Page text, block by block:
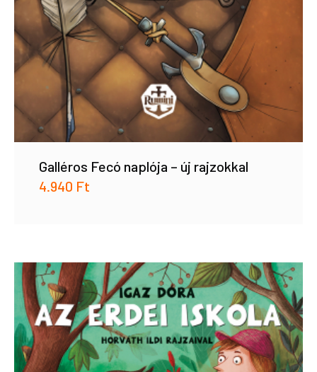
Galléros Fecó naplója – új rajzokkal
4.940 Ft